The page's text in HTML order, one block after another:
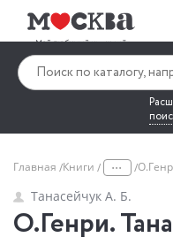
Главная Книги ...
Танасейчук А. Б.
О.Генри.